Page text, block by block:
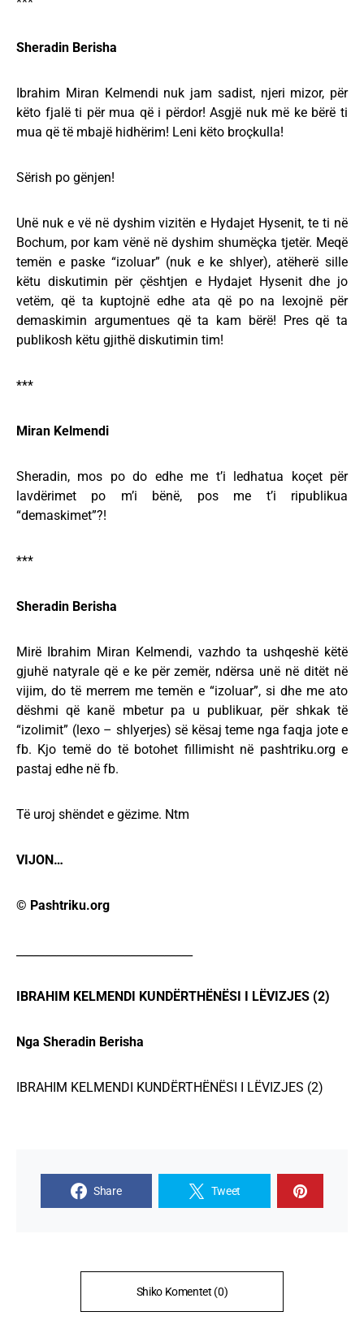
Sheradin Berisha
Ibrahim Miran Kelmendi nuk jam sadist, njeri mizor, për
këto fjalë ti për mua që i përdor! Asgjë nuk më ke bërë ti
mua që të mbajë hidhërim! Leni këto broçkulla!
Sërish po gënjen!
Unë nuk e vë në dyshim vizitën e Hydajet Hysenit, te ti në
Bochum, por kam vënë në dyshim shumëçka tjetër. Meqë
temën e paske “izoluar” (nuk e ke shlyer), atëherë sille
këtu diskutimin për çështjen e Hydajet Hysenit dhe jo
vetëm, që ta kuptojnë edhe ata që po na lexojnë për
demaskimin argumentues që ta kam bërë! Pres që ta
publikosh këtu gjithë diskutimin tim!
***
Miran Kelmendi
Sheradin, mos po do edhe me t’i ledhatua koçet për
lavdërimet po m’i bënë, pos me t’i ripublikua
“demaskimet”?!
***
Sheradin Berisha
Mirë Ibrahim Miran Kelmendi, vazhdo ta ushqeshë këtë
gjuhë natyrale që e ke për zemër, ndërsa unë në ditët në
vijim, do të merrem me temën e “izoluar”, si dhe me ato
dëshmi që kanë mbetur pa u publikuar, për shkak të
“izolimit” (lexo – shlyerjes) së kësaj teme nga faqja jote e
fb. Kjo temë do të botohet fillimisht në pashtriku.org e
pastaj edhe në fb.
Të uroj shëndet e gëzime. Ntm
VIJON…
© Pashtriku.org
IBRAHIM KELMENDI KUNDËRTHËNËSI I LËVIZJES (2)
Nga Sheradin Berisha
IBRAHIM KELMENDI KUNDËRTHËNËSI I LËVIZJES (2)
Share Tweet
Shiko Komentet (0)